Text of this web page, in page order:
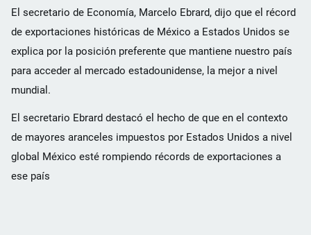
El secretario de Economía, Marcelo Ebrard, dijo que el récord
de exportaciones históricas de México a Estados Unidos se
explica por la posición preferente que mantiene nuestro país
para acceder al mercado estadounidense, la mejor a nivel
mundial.
El secretario Ebrard destacó el hecho de que en el contexto
de mayores aranceles impuestos por Estados Unidos a nivel
global México esté rompiendo récords de exportaciones a
ese país